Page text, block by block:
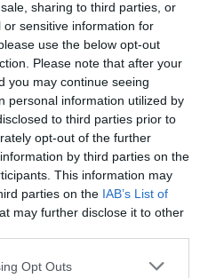
sharing to third parties, or
sensitive information for
use the below opt-out
Please note that after your
you may continue seeing
personal information utilized by
to third parties prior to
opt-out of the further
by third parties on the
This information may
parties on the IAB’s List of
may further disclose it to other
Opt Outs
ΘΕΑΤΡΟ - ΧΟΡΟΣ / ΝΕΑ
Ο τυχαίος
θάνατος ενός
αναρχικού, σε
σκηνοθεσία
στην Πάτρα